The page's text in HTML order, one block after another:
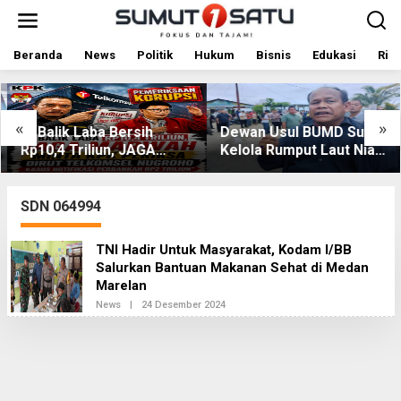
t
i
k
o
n
Beranda News Politik Hukum Bisnis Edukasi
« »
Di Balik Laba Bersih
Rp10,4 Triliun, JAGA
MARWAH Desak KPK
Nugroho Terkait Dugaan
Kasus Notifikasi
Perbankan
Dewan Usul BUMD Sumut
Kelola Rumput Laut Nias
Utara dari Hulu ke Hilir
SDN 064994
TNI Hadir Untuk Masyarakat, Kodam I/BB
Salurkan Bantuan Makanan Sehat di Medan
Marelan
News | 24 Desember 2024O
L